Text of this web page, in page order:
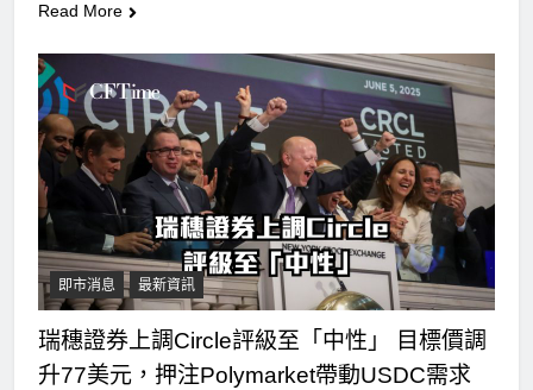
Read More
即市消息 最新資訊
瑞穗證券上調Circle評級至「中性」 目標價調
升77美元，押注Polymarket帶動USDC需求